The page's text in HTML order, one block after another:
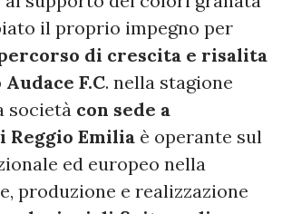
il proprio impegno per
di crescita e risalita
F.C. nella stagione
società con sede a
Reggio Emilia è operante sul
ed europeo nella
produzione e realizzazione